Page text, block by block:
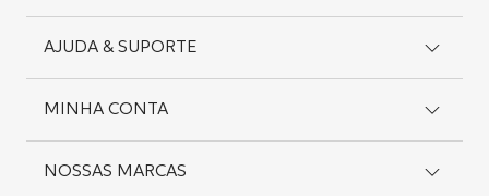
Cadastro
Preferências de Cookies
AJUDA & SUPORTE
Entregas
Pagamentos
MINHA CONTA
NOSSAS MARCAS